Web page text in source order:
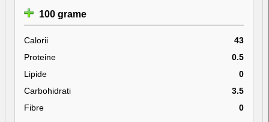
100 grame
Calorii
43
Proteine
0.5
Lipide
0
Carbohidrati
3.5
Fibre
0